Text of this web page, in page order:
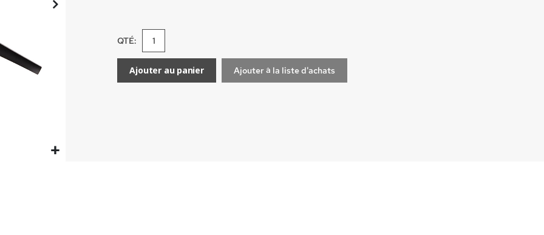
QTÉ:
Ajouter au panier Ajouter à la liste d'achats